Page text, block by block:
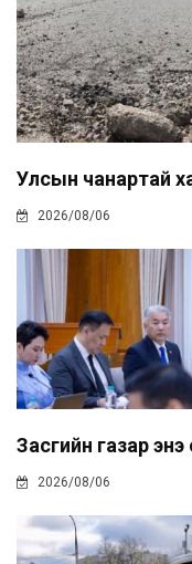
Улсын чанартай
2026/08/06
Засгийн газар
2026/08/06